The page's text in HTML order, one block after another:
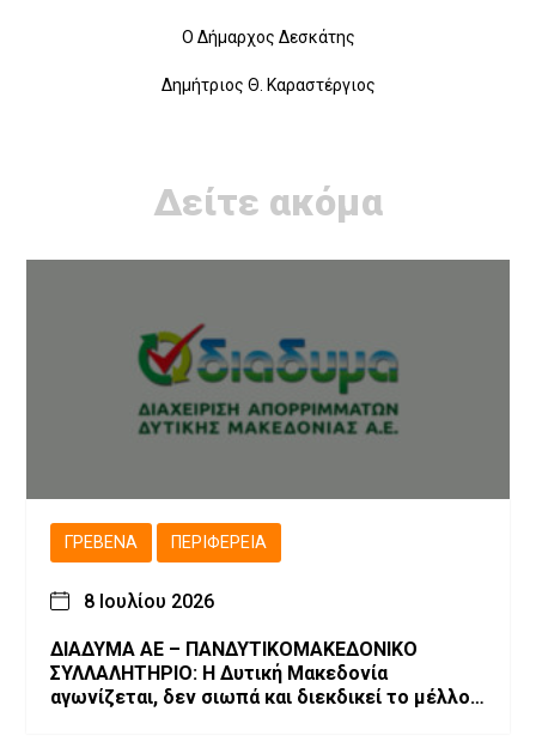
Ο Δήμαρχος Δεσκάτης
Δημήτριος Θ. Καραστέργιος
Δείτε ακόμα
ΓΡΕΒΕΝΆ ΠΕΡΙΦΈΡΕΙΑ
8 Ιουλίου 2026
ΔΙΑΔΥΜΑ ΑΕ – ΠΑΝΔΥΤΙΚΟΜΑΚΕΔΟΝΙΚΟ
ΣΥΛΛΑΛΗΤΗΡΙΟ: Η Δυτική Μακεδονία
αγωνίζεται, δεν σιωπά και διεκδικεί το μέλλον